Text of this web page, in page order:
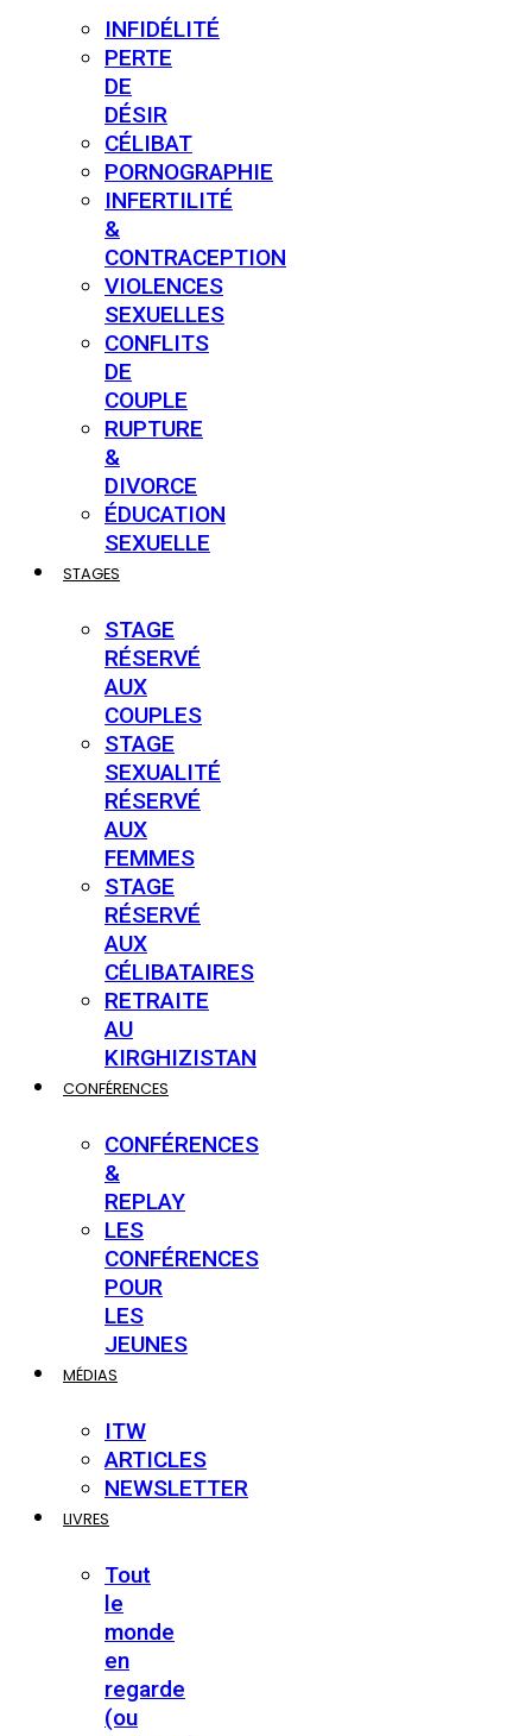
INFIDÉLITÉ
PERTE
DE
DÉSIR
CÉLIBAT
PORNOGRAPHIE
INFERTILITÉ
&
CONTRACEPTION
VIOLENCES
SEXUELLES
CONFLITS
DE
COUPLE
RUPTURE
&
DIVORCE
ÉDUCATION
SEXUELLE
STAGES
STAGE
RÉSERVÉ
AUX
COUPLES
STAGE
SEXUALITÉ
RÉSERVÉ
AUX
FEMMES
STAGE
RÉSERVÉ
AUX
CÉLIBATAIRES
RETRAITE
AU
KIRGHIZISTAN
CONFÉRENCES
CONFÉRENCES
&
REPLAY
LES
CONFÉRENCES
POUR
LES
JEUNES
MÉDIAS
ITW
ARTICLES
NEWSLETTER
LIVRES
Tout
le
monde
en
regarde
(ou